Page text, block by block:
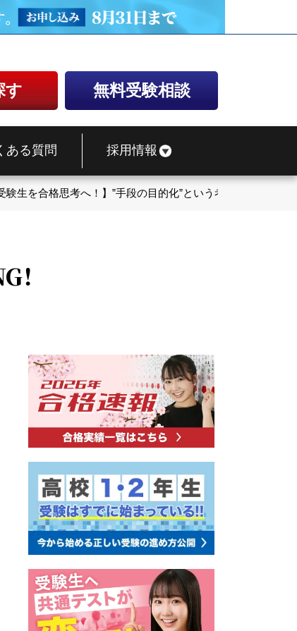
す 無料受験相談
ある質問 採用情報
験生を合格思考へ！】”手段の目的化”という考え方はNG！
！